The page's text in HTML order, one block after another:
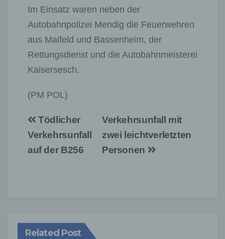
Im Einsatz waren neben der
Autobahnpolizei Mendig die Feuerwehren
aus Maifeld und Bassenheim, der
Rettungsdienst und die Autobahnmeisterei
Kaisersesch.
(PM POL)
Beitragsnavigation
Verkehrsunfall mit
zwei leichtverletzten
Personen
Tödlicher
Verkehrsunfall
auf der B256
Related Post